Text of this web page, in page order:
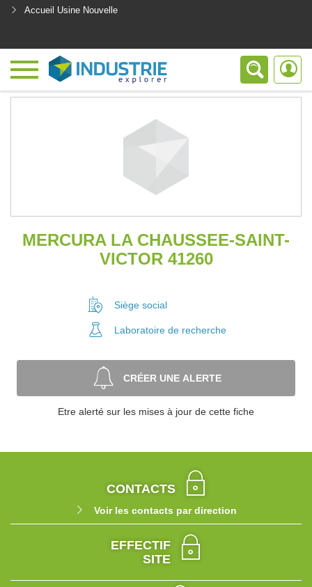
Accueil Usine Nouvelle
MERCURA LA CHAUSSEE-SAINT-
VICTOR 41260
Siège social
Laboratoire de recherche
CRÉER UNE ALERTE
Etre alerté sur les mises à jour de cette fiche
CONTACTS
Voir les contacts par direction
EFFECTIF
SITE